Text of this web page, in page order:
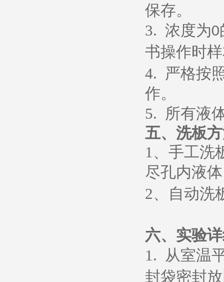
保存。
3. 浓度为0
书操作时
4. 严格按
作。
5. 所有液
五、 洗板
1、 手工洗
尽孔内液
2、 自动洗
六、 实验
1. 从室温
封袋密封